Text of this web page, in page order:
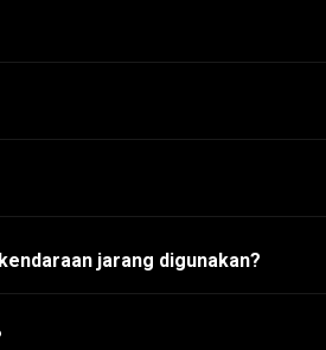
jarang digunakan?